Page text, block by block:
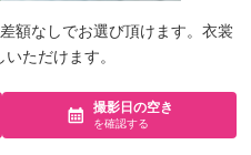
額なしでお選び頂けます。衣裳
ただけます。
撮影日の空き
を確認する